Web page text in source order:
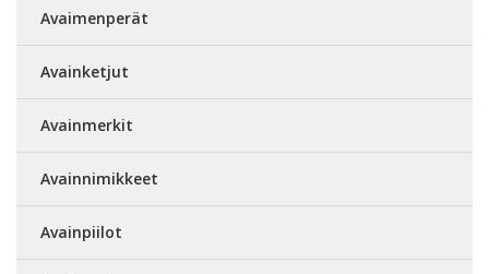
Avaimenperät
Avainketjut
Avainmerkit
Avainnimikkeet
Avainpiilot